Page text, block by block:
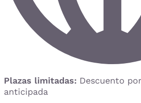
Plazas limitadas: Descuento
anticipada